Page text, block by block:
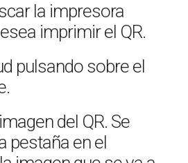
la impresora
imprimir el QR.
pulsando sobre el
del QR. Se
pestaña en el